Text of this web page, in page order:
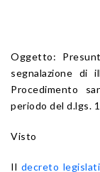
Oggetto:
segnalazione di
Procedimento
periodo del d.lgs.
Visto
Il decreto